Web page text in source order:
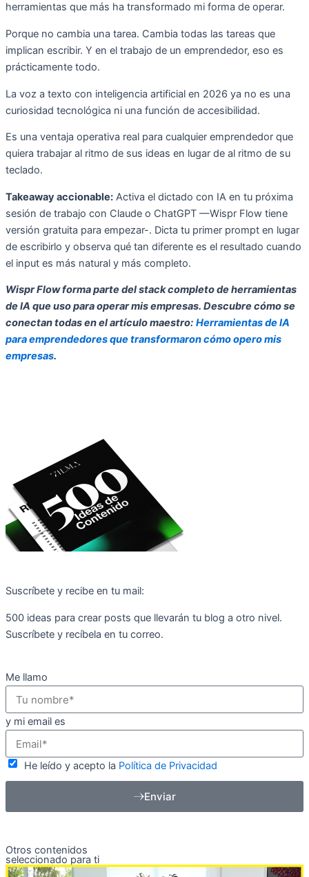
herramientas que más ha transformado mi forma de operar.
Porque no cambia una tarea. Cambia todas las tareas que
implican escribir. Y en el trabajo de un emprendedor, eso es
prácticamente todo.
La voz a texto con inteligencia artificial en 2026 ya no es una
curiosidad tecnológica ni una función de accesibilidad.
Es una ventaja operativa real para cualquier emprendedor que
quiera trabajar al ritmo de sus ideas en lugar de al ritmo de su
teclado.
Takeaway accionable: Activa el dictado con IA en tu próxima
sesión de trabajo con Claude o ChatGPT —Wispr Flow tiene
versión gratuita para empezar-. Dicta tu primer prompt en lugar
de escribirlo y observa qué tan diferente es el resultado cuando
el input es más natural y más completo.
Wispr Flow forma parte del stack completo de herramientas
de IA que uso para operar mis empresas. Descubre cómo se
conectan todas en el artículo maestro: Herramientas de IA
para emprendedores que transformaron cómo opero mis
empresas.
Suscríbete y recibe en tu mail:
500 ideas para crear posts que llevarán tu blog a otro nivel.
Suscríbete y recíbela en tu correo.
Me llamo
y mi email es
He leído y acepto la Política de Privacidad
Enviar
Otros contenidos
seleccionado para ti